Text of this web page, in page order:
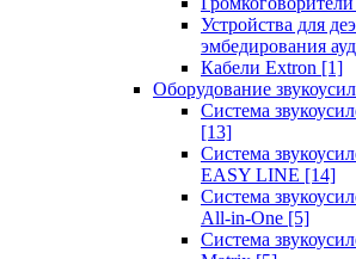
Устройства для
эмбедирования
Кабели Extron [1]
Оборудование
Система
[13]
Система
EASY LINE [14]
Система
All-in-One [5]
Система